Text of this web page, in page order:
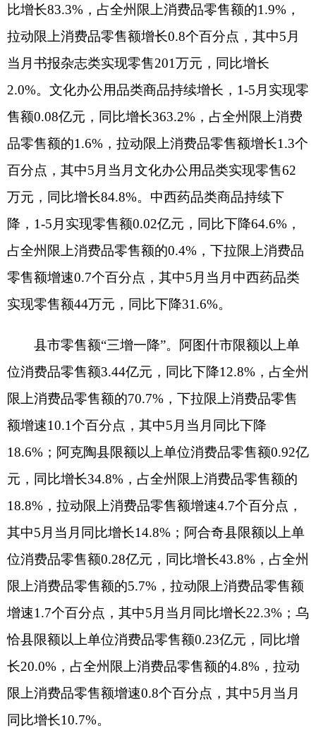
1-5月，克州完成外贸进出口总额55.38亿元，
同比增长31.5%，增速比1-4月提高7个百分点。其
（五）财政收支持续快增。
1-5月，全州一般公共预算收入10.15亿元，同
比增长15.4%。分结构看：税收收入完成5.62亿元，
同比增长21.4%，占公共财政预算收入的55.4%；非
算收入的44.6%。克州一般公共预算支出82.87亿
元，同比增长2.2%。
（六）金融市场稳健运行。
5月末，全州金融机构各项存款余额312.77亿
元，同比增长1.7%，增速同比提高3.5个百分点；金
融机构各项贷款余额276.65亿元，同比增长
（七）消费价格小幅回落。
1-5月，阿图什市居民消费价格指数（CPI）同
比下降0.5%。其中，食品价格下降2.3%，非食品价
八大类商品和服务价格呈“三涨五降”态势。其
中，衣着价格上涨6.6%，其他用品及服务价格上涨
降0.1%，教育文化娱乐价格下降1.3%，医疗保健价
格下降1.7%， 交通通信价格下降3.6%，食品烟酒
价格下降2.0%。
总的来看，当前不稳定不确定因素依然较多，